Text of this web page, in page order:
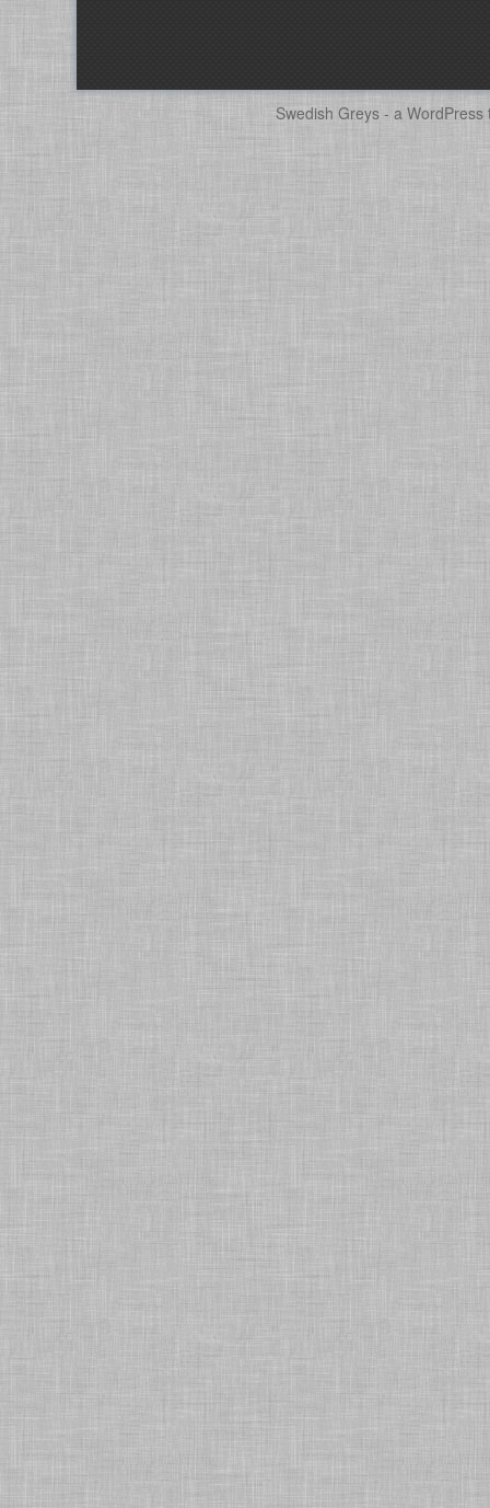
Swedish Greys - a WordPress